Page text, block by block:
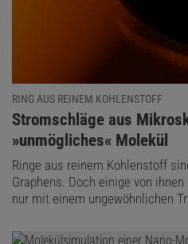
RING AUS REINEM KOHLENSTOFF
:
Stromschläge aus
»unmögliches« Molekül
Ringe aus reinem Kohlenstoff
Graphens. Doch einige von
nur mit einem ungewöhnlichen